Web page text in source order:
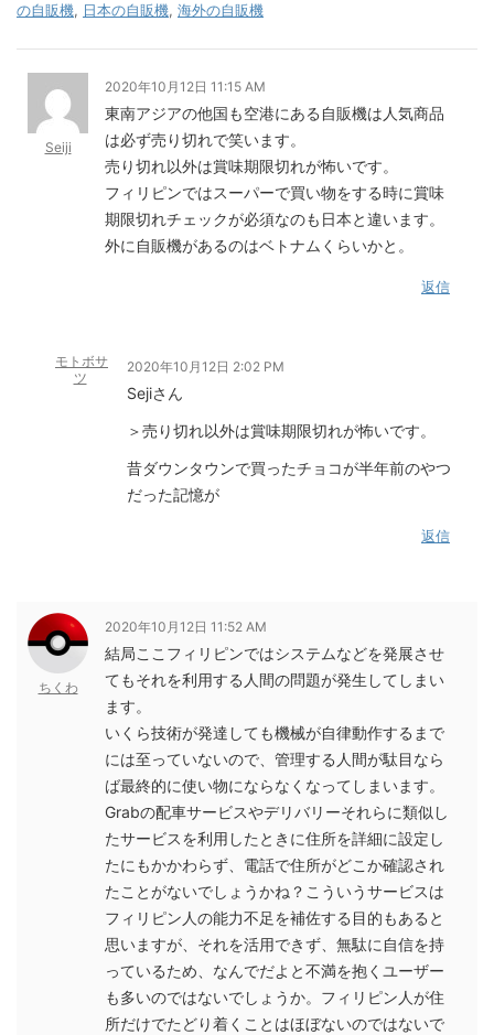
の自販機, 日本の自販機, 海外の自販機
Seiji
2020年10月12日 11:15 AM
東南アジアの他国も空港にある自販機は人気商品
は必ず売り切れで笑います。
売り切れ以外は賞味期限切れが怖いです。
フィリピンではスーパーで買い物をする時に賞味
期限切れチェックが必須なのも日本と違います。
外に自販機があるのはベトナムくらいかと。
返信
モトボサ
ツ
2020年10月12日 2:02 PM
Sejiさん
＞売り切れ以外は賞味期限切れが怖いです。
昔ダウンタウンで買ったチョコが半年前のやつ
だった記憶が
返信
ちくわ
2020年10月12日 11:52 AM
結局ここフィリピンではシステムなどを発展させ
てもそれを利用する人間の問題が発生してしまい
ます。
いくら技術が発達しても機械が自律動作するまで
には至っていないので、管理する人間が駄目なら
ば最終的に使い物にならなくなってしまいます。
Grabの配車サービスやデリバリーそれらに類似し
たサービスを利用したときに住所を詳細に設定し
たにもかかわらず、電話で住所がどこか確認され
たことがないでしょうかね？こういうサービスは
フィリピン人の能力不足を補佐する目的もあると
思いますが、それを活用できず、無駄に自信を持
っているため、なんでだよと不満を抱くユーザー
も多いのではないでしょうか。フィリピン人が住
所だけでたどり着くことはほぼないのではないで